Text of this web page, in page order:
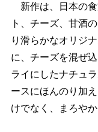
新作は、日本の食
ト、チーズ、甘酒
り滑らかなオリジ
に、チーズを混ぜ
ライにしたナチュ
ースにほんのり加
けでなく、まろや